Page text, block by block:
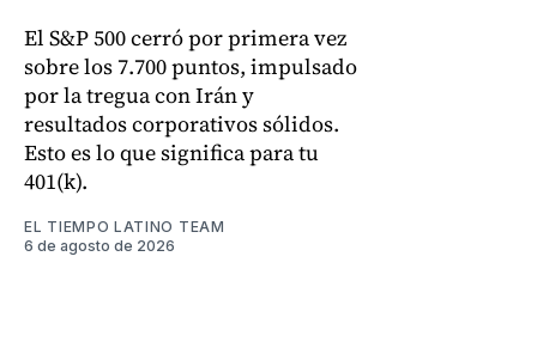
El S&P 500 cerró por primera vez
sobre los 7.700 puntos, impulsado
por la tregua con Irán y
resultados corporativos sólidos.
Esto es lo que significa para tu
401(k).
EL TIEMPO LATINO TEAM
6 de agosto de 2026